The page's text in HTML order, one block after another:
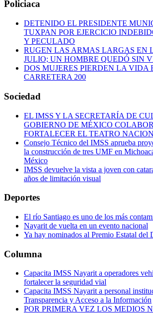
Policiaca
DETENIDO EL PRESIDENTE
TUXPAN POR EJERCICIO
Y PECULADO
RUGEN LAS ARMAS LARGAS EN
JULIO; UN HOMBRE QUEDÓ SIN
DOS MUJERES PIERDEN LA VIDA
CARRETERA 200
Sociedad
EL IMSS Y LA SECRETARÍA DE
GOBIERNO DE MÉXICO
FORTALECER EL TEATRO
Consejo Técnico del IMSS aprueba
la construcción de tres UMF en
México
IMSS devuelve la vista a joven con
años de limitación visual
Deportes
El río Santiago es uno de los más
Nayarit de vuelta en un evento nacional
Ya hay nominados al Premio Estatal del
Columna
Capacita IMSS Nayarit a operadores
fortalecer la seguridad vial
Capacita IMSS Nayarit a personal
Transparencia y Acceso a la Información
POR PRIMERA VEZ LOS MEDIOS